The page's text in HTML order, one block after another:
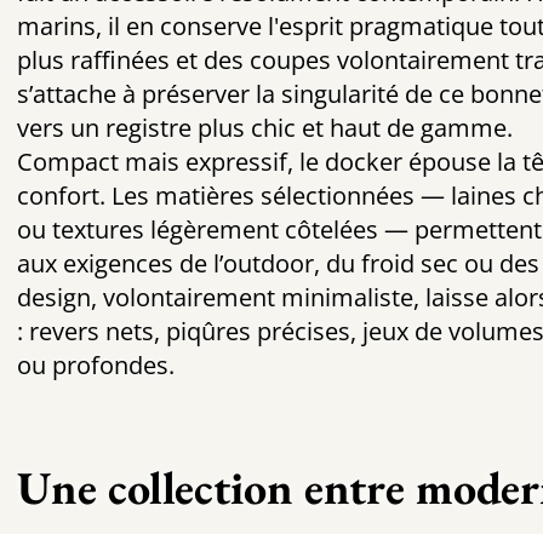
marins, il en conserve l'esprit pragmatique
plus raffinées et des coupes volontairement
s’attache à préserver la singularité de ce
vers un registre plus chic et haut de gamme.
Compact mais expressif, le docker épouse la
confort. Les matières sélectionnées — laines
ou textures légèrement côtelées —
aux exigences de l’outdoor, du froid sec ou
design, volontairement minimaliste, laisse
: revers nets, piqûres précises, jeux de
ou profondes.
Une collection entre